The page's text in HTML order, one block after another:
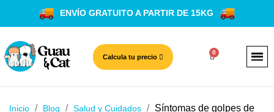
ENVÍO GRATUITO A PARTIR DE 15KG
Calcula tu precio
Inicio Blog Salud y Cuidados
Síntomas de golpes de